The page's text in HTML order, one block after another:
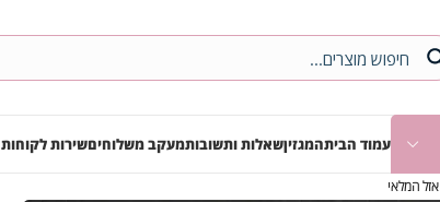
עמוד הביתהמגזיןשאלות ותשובותמעקב משלוחיםשירות לקוחות
אזל המלאי